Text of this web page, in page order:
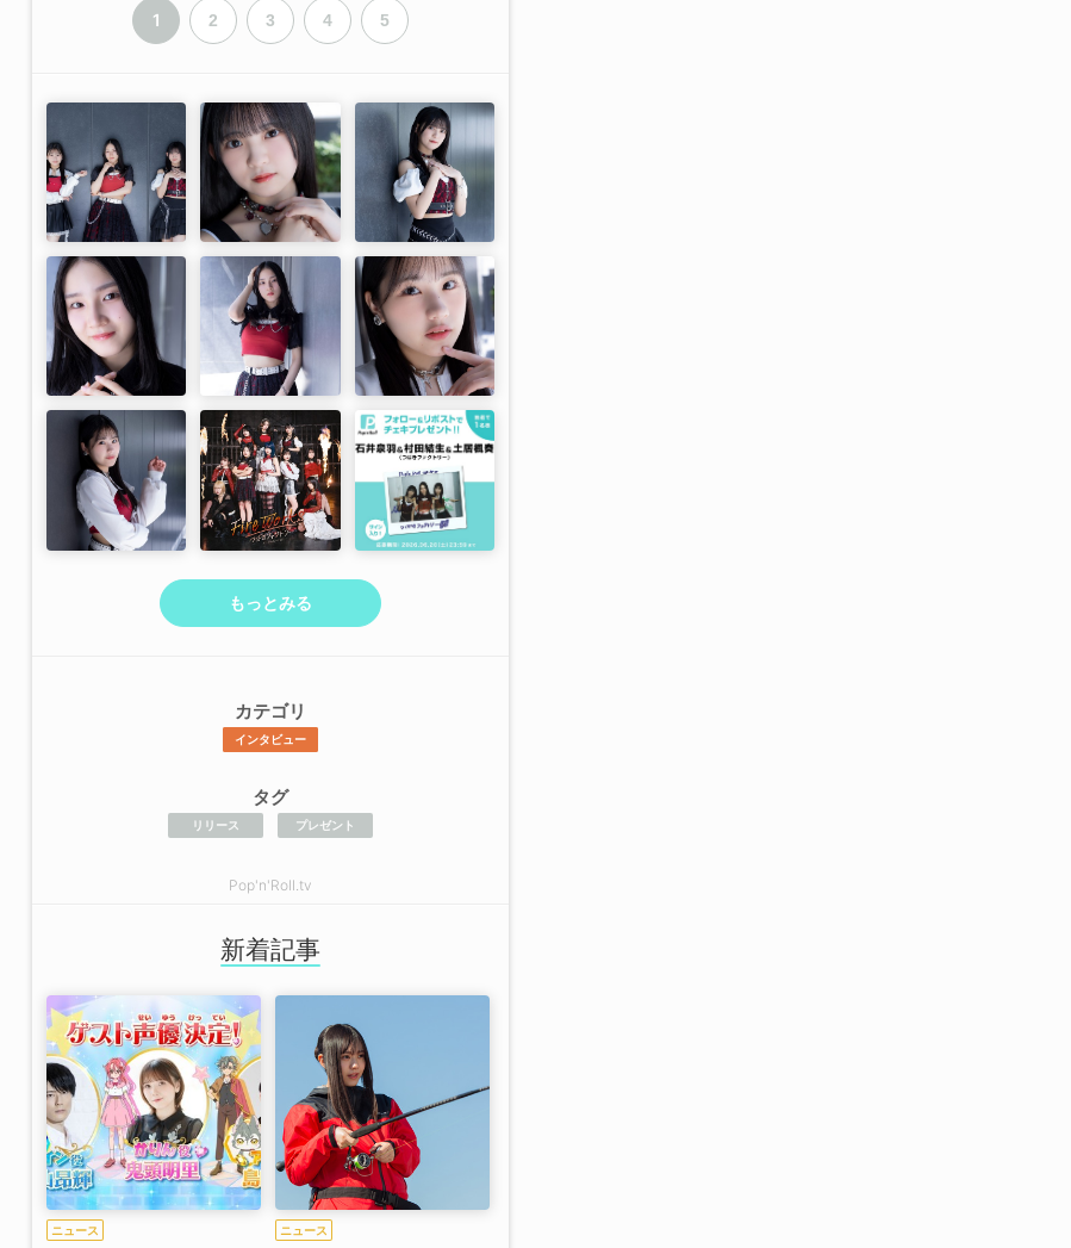
1 2 3 4 5
もっとみる
カテゴリ
インタビュー
タグ
リリース プレゼント
Pop'n'Roll.tv
新着記事
ニュース ニュース